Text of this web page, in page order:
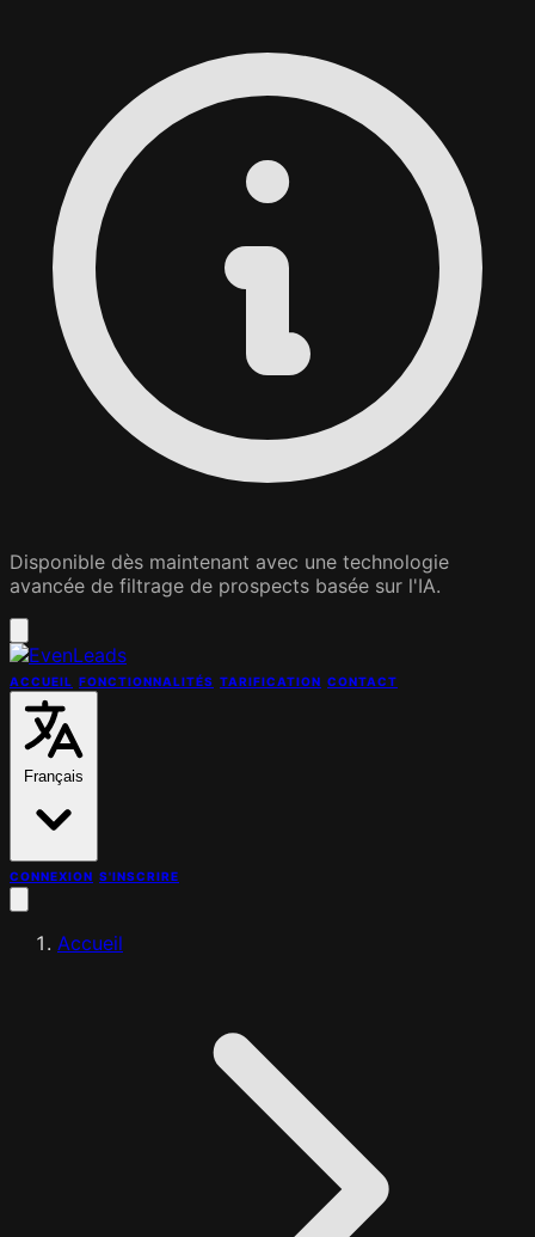
Disponible dès maintenant avec une technologie
avancée de filtrage de prospects basée sur l'IA.
ACCUEIL FONCTIONNALITÉS TARIFICATION CONTACT
Français
CONNEXION S'INSCRIRE
Accueil